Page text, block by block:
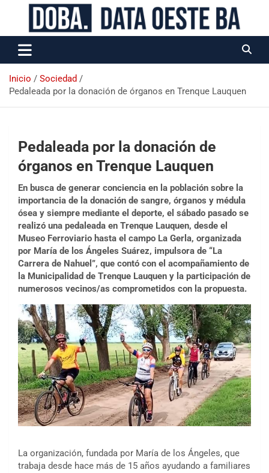
Data Oeste BA
Inicio
Sociedad
Pedaleada por la donación de órganos en Trenque Lauquen
Pedaleada por la donación de
órganos en Trenque Lauquen
En busca de generar conciencia en la población sobre la
importancia de la donación de sangre, órganos y médula
ósea y siempre mediante el deporte, el sábado pasado se
realizó una pedaleada en Trenque Lauquen, desde el
Museo Ferroviario hasta el campo La Gerla, organizada
por María de los Ángeles Suárez, impulsora de “La
Carrera de Nahuel”, que contó con el acompañamiento de
la Municipalidad de Trenque Lauquen y la participación de
numerosos vecinos/as comprometidos con la propuesta.
La organización, fundada por María de los Ángeles, que
trabaja desde hace más de 15 años ayudando a familiares